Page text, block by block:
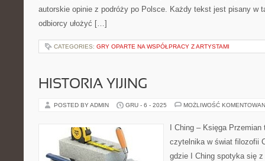
autorskie opinie z podróży po Polsce. Każdy tekst jest pisany w
odbiorcy ułożyć […]
CATEGORIES: GRY OPARTE NA WSPÓŁPRACY Z ARTYSTAMI
HISTORIA YIJING
POSTED BY ADMIN GRU - 6 - 2025 MOŻLIWOŚĆ
I Ching – Księga
czytelnika w świat filozofii
gdzie I Ching spotyka się z